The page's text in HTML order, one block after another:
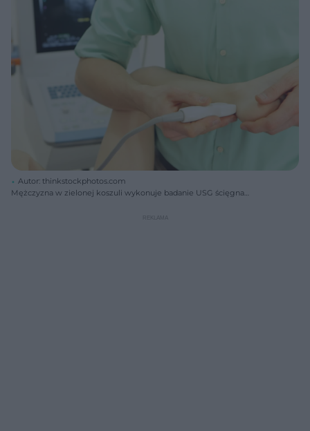
Autor: thinkstockphotos.com
Mężczyzna w zielonej koszuli wykonuje badanie USG ścięgna
W tle widać monitor z obrazem diagnostycznym. Więcej o urazach i